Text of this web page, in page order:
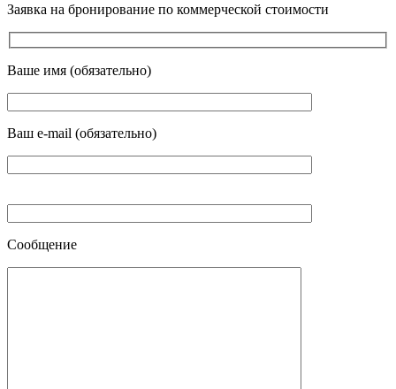
Заявка на бронирование по коммерческой стоимости
Ваше имя (обязательно)
Ваш e-mail (обязательно)
Сообщение